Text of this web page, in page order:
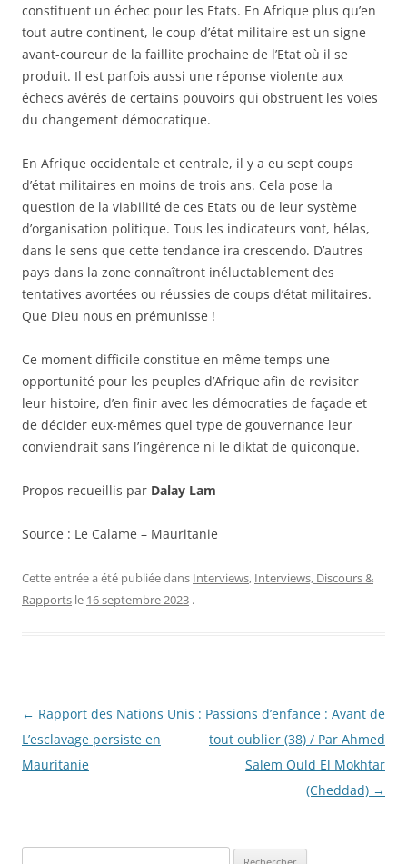
constituent un échec pour les Etats. En Afrique plus qu’en
tout autre continent, le coup d’état militaire est un signe
avant-coureur de la faillite prochaine de l’Etat où il se
produit. Il est parfois aussi une réponse violente aux
échecs avérés de certains pouvoirs qui obstruent les voies
du changement démocratique.
En Afrique occidentale et centrale, il y a eu sept coups
d’état militaires en moins de trois ans. Cela pose la
question de la viabilité de ces Etats ou de leur système
d’organisation politique. Tous les indicateurs vont, hélas,
dans le sens que cette tendance ira crescendo. D’autres
pays dans la zone connaîtront inéluctablement des
tentatives avortées ou réussies de coups d’état militaires.
Que Dieu nous en prémunisse !
Ce moment difficile constitue en même temps une
opportunité pour les peuples d’Afrique afin de revisiter
leur histoire, d’en finir avec les démocraties de façade et
de décider eux-mêmes quel type de gouvernance leur
conviendrait sans l’ingérence ni le diktat de quiconque.
Propos recueillis par Dalay Lam
Source : Le Calame – Mauritanie
Cette entrée a été publiée dans Interviews, Interviews, Discours &
Rapports le 16 septembre 2023 .
Navigation
des
articles
← Rapport des Nations Unis :
L’esclavage persiste en
Mauritanie
Passions d’enfance : Avant de
tout oublier (38) / Par Ahmed
Salem Ould El Mokhtar
(Cheddad) →